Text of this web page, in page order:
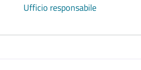
Ufficio responsabile